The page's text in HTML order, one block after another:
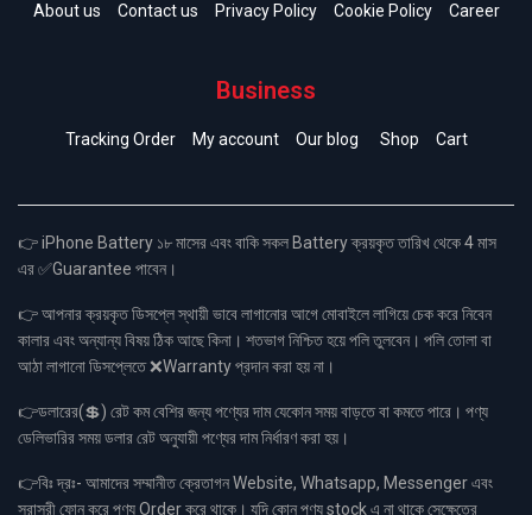
About us Contact us Privacy Policy Cookie Policy Career
Business
Tracking Order My account Our blog Shop Cart
👉 iPhone Battery ১৮ মাসের এবং বাকি সকল Battery ক্রয়কৃত তারিখ থেকে 4 মাস
এর ✅Guarantee পাবেন।
👉 আপনার ক্রয়কৃত ডিসপ্লে স্থায়ী ভাবে লাগানোর আগে মোবাইলে লাগিয়ে চেক করে নিবেন
কালার এবং অন্যান্য বিষয় ঠিক আছে কিনা। শতভাগ নিশ্চিত হয়ে পলি তুলবেন। পলি তোলা বা
আঠা লাগানো ডিসপ্লেতে ❌Warranty প্রদান করা হয় না।
👉ডলারের(💲) রেট কম বেশির জন্য পণ্যের দাম যেকোন সময় বাড়তে বা কমতে পারে। পণ্য
ডেলিভারির সময় ডলার রেট অনুযায়ী পণ্যের দাম নির্ধারণ করা হয়।
👉বিঃ দ্রঃ- আমাদের সম্মানীত ক্রেতাগন Website, Whatsapp, Messenger এবং
সরাসরী ফোন করে পণ্য Order করে থাকে। যদি কোন পণ্য stock এ না থাকে সেক্ষেত্রে